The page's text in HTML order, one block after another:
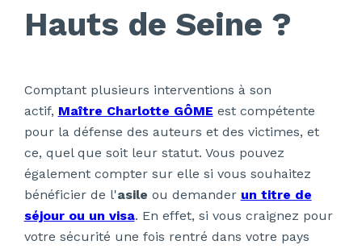
Hauts de Seine ?
Comptant plusieurs interventions à son
actif, Maître Charlotte GÔME est compétente
pour la défense des auteurs et des victimes, et
ce, quel que soit leur statut. Vous pouvez
également compter sur elle si vous souhaitez
bénéficier de l'asile ou demander un titre de
séjour ou un visa. En effet, si vous craignez pour
votre sécurité une fois rentré dans votre pays